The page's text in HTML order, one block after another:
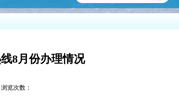
8月份办理情况
览次数：